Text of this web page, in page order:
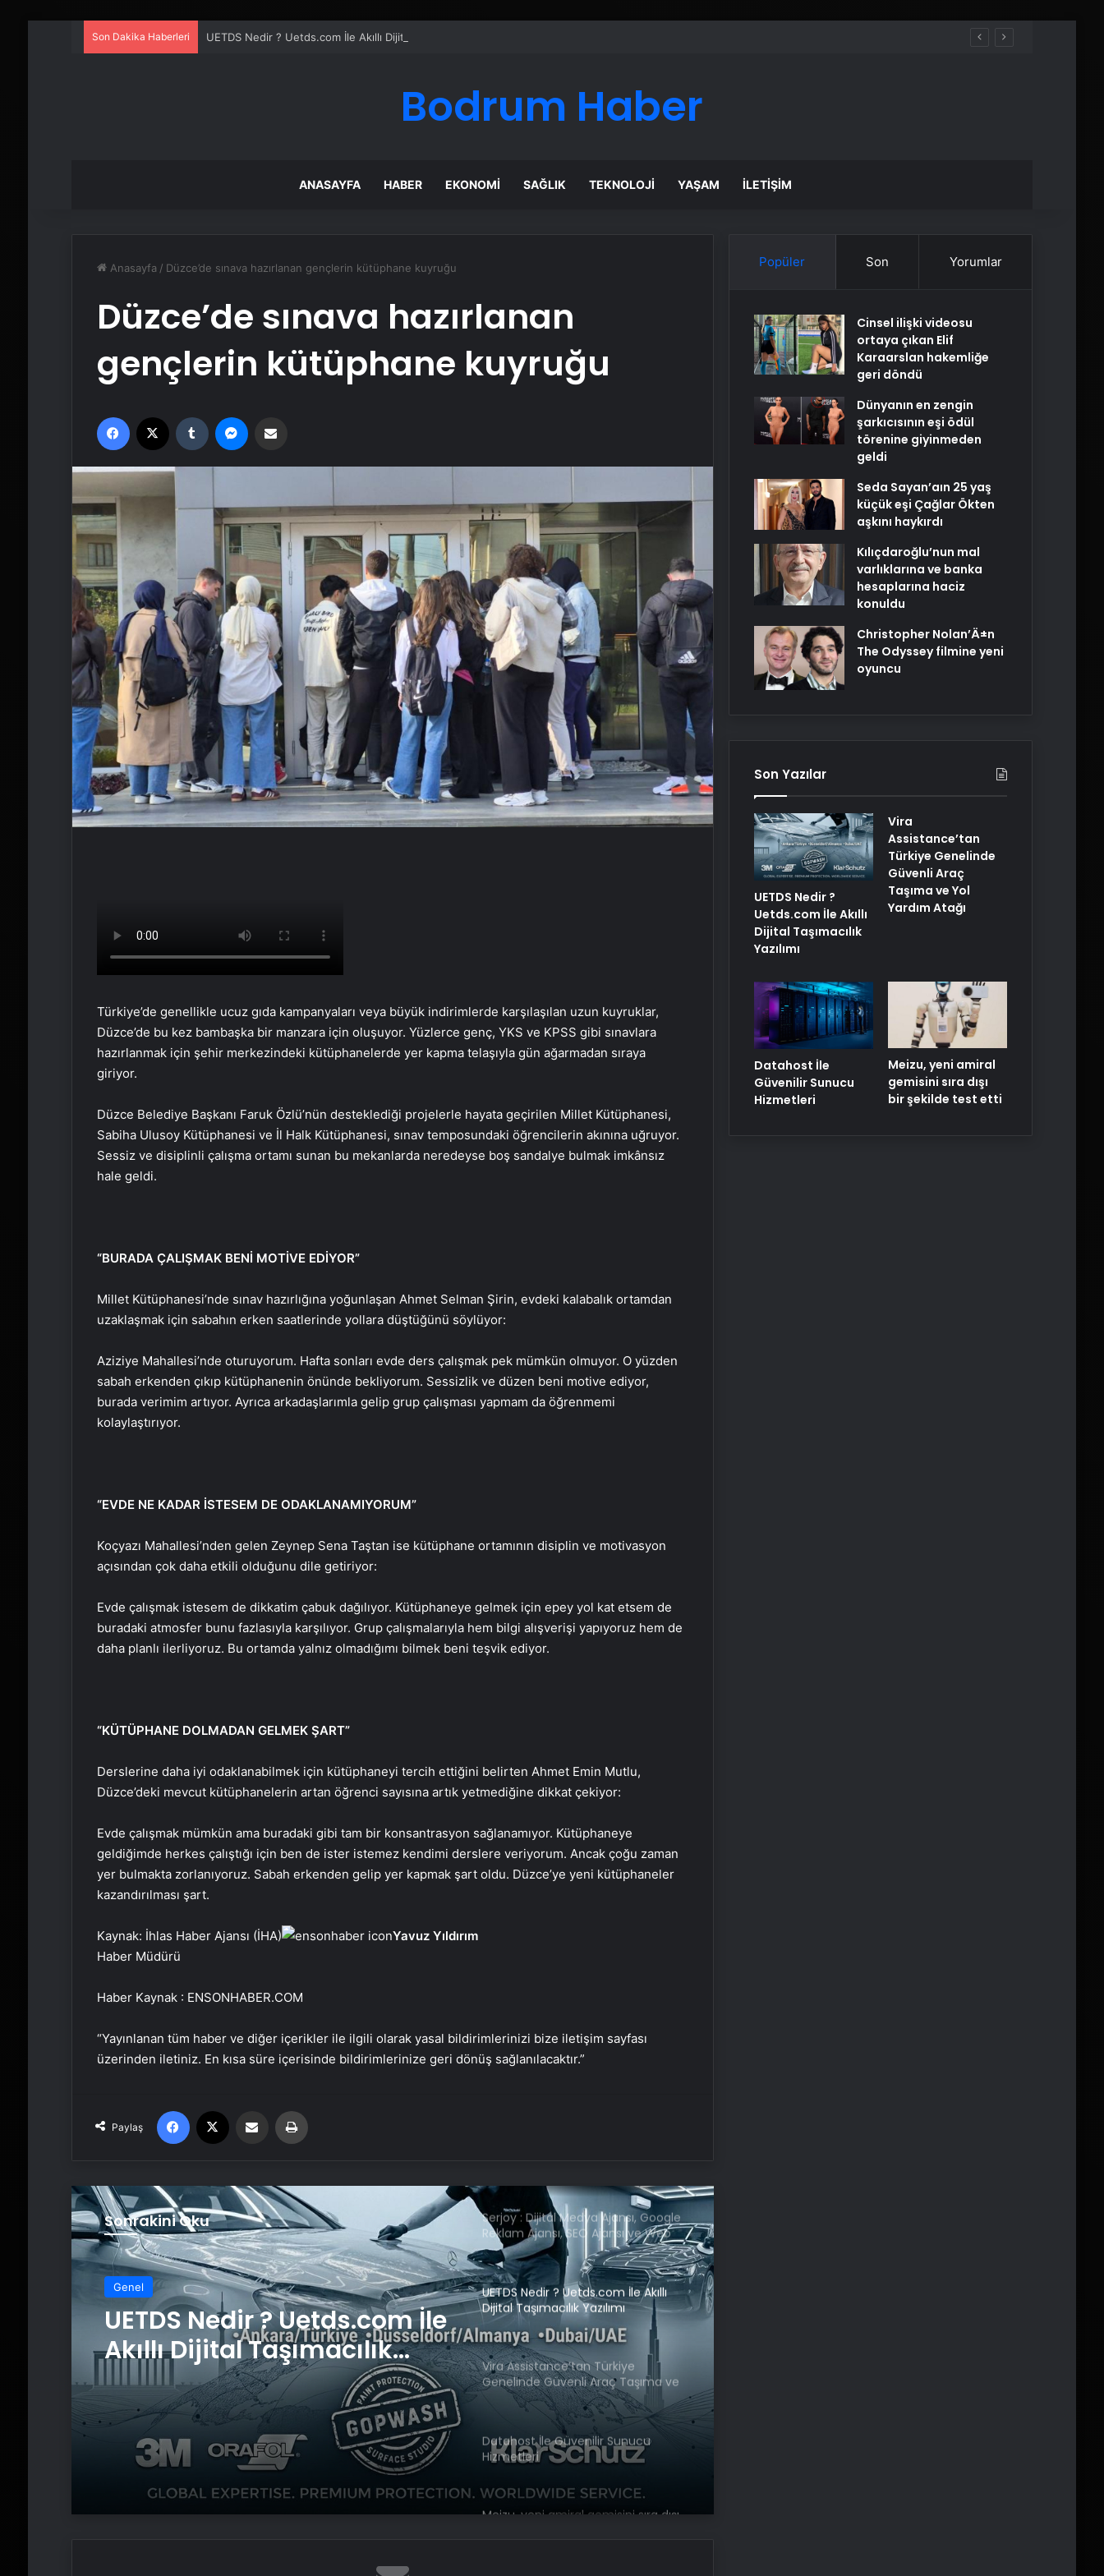
Son Dakika Haberleri UETDS Nedir ? Uetds.com İle Akıllı Dijital Taşımacılık Yazılımı
Bodrum Haber
ANASAYFA HABER EKONOMI SAĞLIK TEKNOLOJI YAŞAM İLETIŞIM
Anasayfa / Düzce’de sınava hazırlanan gençlerin kütüphane kuyruğu
Düzce’de sınava hazırlanan
gençlerin kütüphane kuyruğu
Facebook Tumblr
Türkiye’de genellikle ucuz gıda kampanyaları veya büyük indirimlerde karşılaşılan uzun kuyruklar,
Düzce’de bu kez bambaşka bir manzara için oluşuyor. Yüzlerce genç, YKS ve KPSS gibi sınavlara
hazırlanmak için şehir merkezindeki kütüphanelerde yer kapma telaşıyla gün ağarmadan sıraya
giriyor.
Düzce Belediye Başkanı Faruk Özlü’nün desteklediği projelerle hayata geçirilen Millet Kütüphanesi,
Sabiha Ulusoy Kütüphanesi ve İl Halk Kütüphanesi, sınav temposundaki öğrencilerin akınına uğruyor.
Sessiz ve disiplinli çalışma ortamı sunan bu mekanlarda neredeyse boş sandalye bulmak imkânsız
hale geldi.
“BURADA ÇALIŞMAK BENİ MOTİVE EDİYOR”
Millet Kütüphanesi’nde sınav hazırlığına yoğunlaşan Ahmet Selman Şirin, evdeki kalabalık ortamdan
uzaklaşmak için sabahın erken saatlerinde yollara düştüğünü söylüyor:
Aziziye Mahallesi’nde oturuyorum. Hafta sonları evde ders çalışmak pek mümkün olmuyor. O yüzden
sabah erkenden çıkıp kütüphanenin önünde bekliyorum. Sessizlik ve düzen beni motive ediyor,
burada verimim artıyor. Ayrıca arkadaşlarımla gelip grup çalışması yapmam da öğrenmemi
kolaylaştırıyor.
“EVDE NE KADAR İSTESEM DE ODAKLANAMIYORUM”
Koçyazı Mahallesi’nden gelen Zeynep Sena Taştan ise kütüphane ortamının disiplin ve motivasyon
açısından çok daha etkili olduğunu dile getiriyor:
Evde çalışmak istesem de dikkatim çabuk dağılıyor. Kütüphaneye gelmek için epey yol kat etsem de
buradaki atmosfer bunu fazlasıyla karşılıyor. Grup çalışmalarıyla hem bilgi alışverişi yapıyoruz hem de
daha planlı ilerliyoruz. Bu ortamda yalnız olmadığımı bilmek beni teşvik ediyor.
“KÜTÜPHANE DOLMADAN GELMEK ŞART”
Derslerine daha iyi odaklanabilmek için kütüphaneyi tercih ettiğini belirten Ahmet Emin Mutlu,
Düzce’deki mevcut kütüphanelerin artan öğrenci sayısına artık yetmediğine dikkat çekiyor:
Evde çalışmak mümkün ama buradaki gibi tam bir konsantrasyon sağlanamıyor. Kütüphaneye
geldiğimde herkes çalıştığı için ben de ister istemez kendimi derslere veriyorum. Ancak çoğu zaman
yer bulmakta zorlanıyoruz. Sabah erkenden gelip yer kapmak şart oldu. Düzce’ye yeni kütüphaneler
kazandırılması şart.
Kaynak: İhlas Haber Ajansı (İHA)
Yavuz Yıldırım
Haber Müdürü
Haber Kaynak : ENSONHABER.COM
“Yayınlanan tüm haber ve diğer içerikler ile ilgili olarak yasal bildirimlerinizi bize iletişim sayfası
üzerinden iletiniz. En kısa süre içerisinde bildirimlerinize geri dönüş sağlanılacaktır.”
Paylaş
Facebook Email'den paylaş
Sonrakini Oku
Genel
Vira Assistance’tan Türkiye
Genelinde Güvenli Araç
Taşıma ve Yol Yardım Atağı
Google Android Deprem Uyarı
Sistemi nedir, nasıl kullanılır? Android
Deprem Uyarı Sistemi Açma
Ambulans uçak dağlık bölgeye
düştü: Hasta da doktor da öldü
Dünya’nın sonu için tarih verildi:
UETDS Nedir ? Uetds.com İle Akıllı
Dijital Taşımacılık Yazılımı
Vira Assistance’tan Türkiye
Genelinde Güvenli Araç Taşıma ve
Yol Yardım Atağı
Datahost İle Güvenilir Sunucu
Hizmetleri
Meizu, yeni amiral gemisini sıra dışı
bir şekilde test etti
Google Android Deprem Uyarı
Popüler Son Yorumlar
Cinsel ilişki videosu
ortaya çıkan Elif
Karaarslan hakemliğe
geri döndü
Dünyanın en zengin
şarkıcısının eşi ödül
törenine giyinmeden
geldi
Seda Sayan’aın 25 yaş
küçük eşi Çağlar Ökten
aşkını haykırdı
Kılıçdaroğlu’nun mal
varlıklarına ve banka
hesaplarına haciz
konuldu
Christopher Nolan’Ä±n
The Odyssey filmine yeni
oyuncu
Son Yazılar
UETDS Nedir ?
Uetds.com İle Akıllı
Dijital Taşımacılık
Yazılımı
Vira
Assistance’tan
Türkiye Genelinde
Güvenli Araç
Taşıma ve Yol
Yardım Atağı
Datahost İle
Güvenilir Sunucu
Hizmetleri
Meizu, yeni amiral
gemisini sıra dışı
bir şekilde test etti